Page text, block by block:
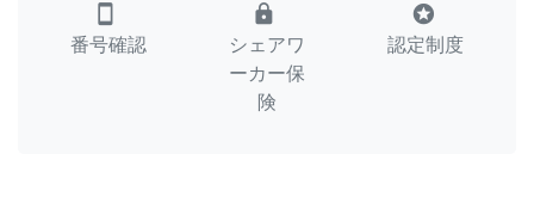
smartphone
番号確認
lock
シェアワ
ーカー保
険
stars
認定制度